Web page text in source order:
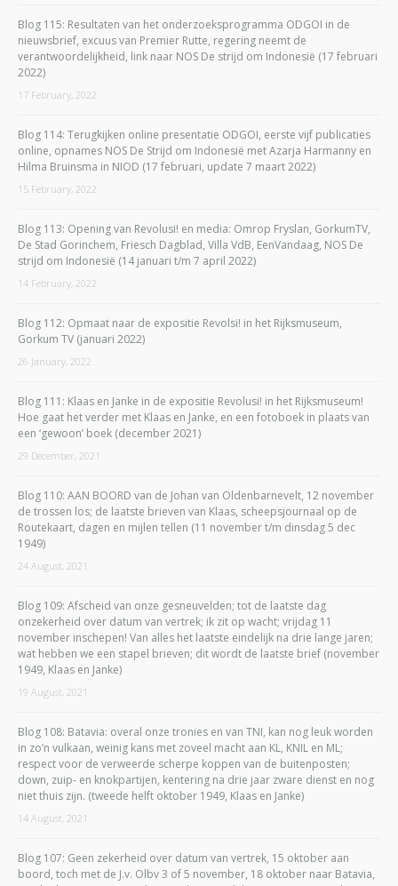
Blog 115: Resultaten van het onderzoeksprogramma ODGOI in de
nieuwsbrief, excuus van Premier Rutte, regering neemt de
verantwoordelijkheid, link naar NOS De strijd om Indonesië (17 februari
2022)
17 February, 2022
Blog 114: Terugkijken online presentatie ODGOI, eerste vijf publicaties
online, opnames NOS De Strijd om Indonesië met Azarja Harmanny en
Hilma Bruinsma in NIOD (17 februari, update 7 maart 2022)
15 February, 2022
Blog 113: Opening van Revolusi! en media: Omrop Fryslan, GorkumTV,
De Stad Gorinchem, Friesch Dagblad, Villa VdB, EenVandaag, NOS De
strijd om Indonesië (14 januari t/m 7 april 2022)
14 February, 2022
Blog 112: Opmaat naar de expositie Revolsi! in het Rijksmuseum,
Gorkum TV (januari 2022)
26 January, 2022
Blog 111: Klaas en Janke in de expositie Revolusi! in het Rijksmuseum!
Hoe gaat het verder met Klaas en Janke, en een fotoboek in plaats van
een ‘gewoon’ boek (december 2021)
29 December, 2021
Blog 110: AAN BOORD van de Johan van Oldenbarnevelt, 12 november
de trossen los; de laatste brieven van Klaas, scheepsjournaal op de
Routekaart, dagen en mijlen tellen (11 november t/m dinsdag 5 dec
1949)
24 August, 2021
Blog 109: Afscheid van onze gesneuvelden; tot de laatste dag
onzekerheid over datum van vertrek; ik zit op wacht; vrijdag 11
november inschepen! Van alles het laatste eindelijk na drie lange jaren;
wat hebben we een stapel brieven; dit wordt de laatste brief (november
1949, Klaas en Janke)
19 August, 2021
Blog 108: Batavia: overal onze tronies en van TNI, kan nog leuk worden
in zo’n vulkaan, weinig kans met zoveel macht aan KL, KNIL en ML;
respect voor de verweerde scherpe koppen van de buitenposten;
down, zuip- en knokpartijen, kentering na drie jaar zware dienst en nog
niet thuis zijn. (tweede helft oktober 1949, Klaas en Janke)
14 August, 2021
Blog 107: Geen zekerheid over datum van vertrek, 15 oktober aan
boord, toch met de J.v. Olbv 3 of 5 november, 18 oktober naar Batavia,